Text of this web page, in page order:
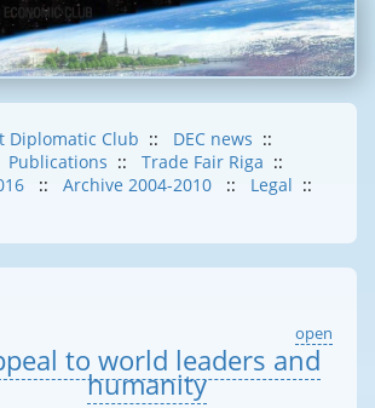
Diplomatic Club :: DEC news ::
Publications :: Trade Fair Riga ::
:: Archive 2004-2010 :: Legal ::
open
to world leaders and
humanity